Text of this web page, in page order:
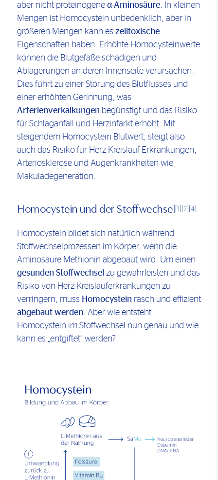
aber nicht proteinogene α-Aminosäure . In kleinen
Mengen ist Homocystein unbedenklich, aber in
größeren Mengen kann es zelltoxische
Eigenschaften haben. Erhöhte Homocysteinwerte
können die Blutgefäße schädigen und
Ablagerungen an deren Innenseite verursachen.
Dies führt zu einer Störung des Blutflusses und
einer erhöhten Gerinnung, was
Arterienverkalkungen begünstigt und das Risiko
für Schlaganfall und Herzinfarkt erhöht. Mit
steigendem Homocystein Blutwert, steigt also
auch das Risiko für Herz-Kreislauf-Erkrankungen,
Arteriosklerose und Augenkrankheiten wie
Makuladegeneration.
Homocystein und der Stoffwechsel [1] [2] [4]
Homocystein bildet sich natürlich während
Stoffwechselprozessen im Körper, wenn die
Aminosäure Methionin abgebaut wird. Um einen
gesunden Stoffwechsel zu gewährleisten und das
Risiko von Herz-Kreislauferkrankungen zu
verringern, muss Homocystein rasch und effizient
abgebaut werden. Aber wie entsteht
Homocystein im Stoffwechsel nun genau und wie
kann es „entgiftet“ werden?